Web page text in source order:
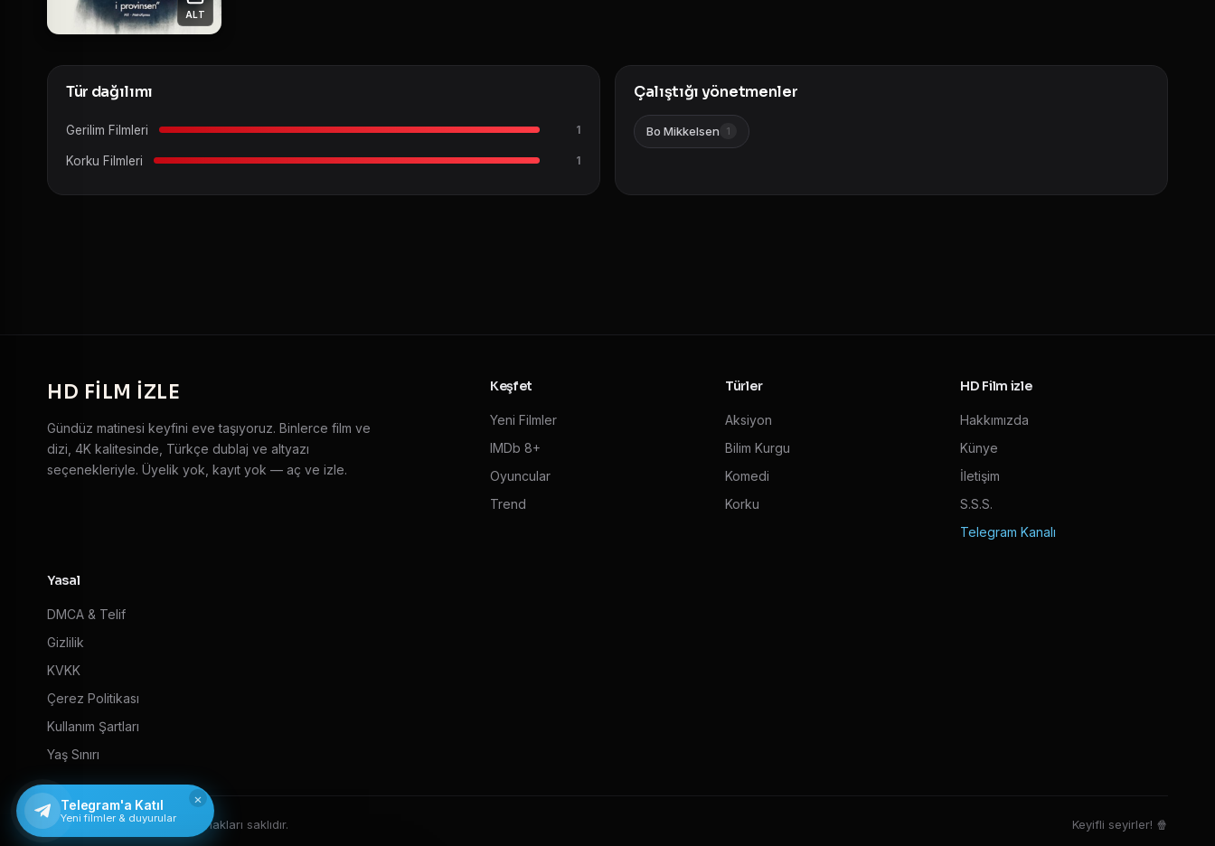
ALT
Tür dağılımı
Gerilim Filmleri 1
Korku Filmleri 1
Çalıştığı yönetmenler
Bo Mikkelsen 1
HD FILM IZLE
Gündüz matinesi keyfini eve taşıyoruz. Binlerce film ve
dizi, 4K kalitesinde, Türkçe dublaj ve altyazı
seçenekleriyle. Üyelik yok, kayıt yok — aç ve izle.
Keşfet
Yeni Filmler
IMDb 8+
Oyuncular
Trend
Türler
Aksiyon
Bilim Kurgu
Komedi
Korku
HD Film izle
Hakkımızda
Künye
İletişim
S.S.S.
Telegram Kanalı
Yasal
DMCA & Telif
Gizlilik
KVKK
Çerez Politikası
Kullanım Şartları
Yaş Sınırı
© 2026 HD Film izle — Tüm hakları saklıdır. Keyifli seyirler! 🍿
Telegram'a Katıl
Yeni filmler & duyurular
×